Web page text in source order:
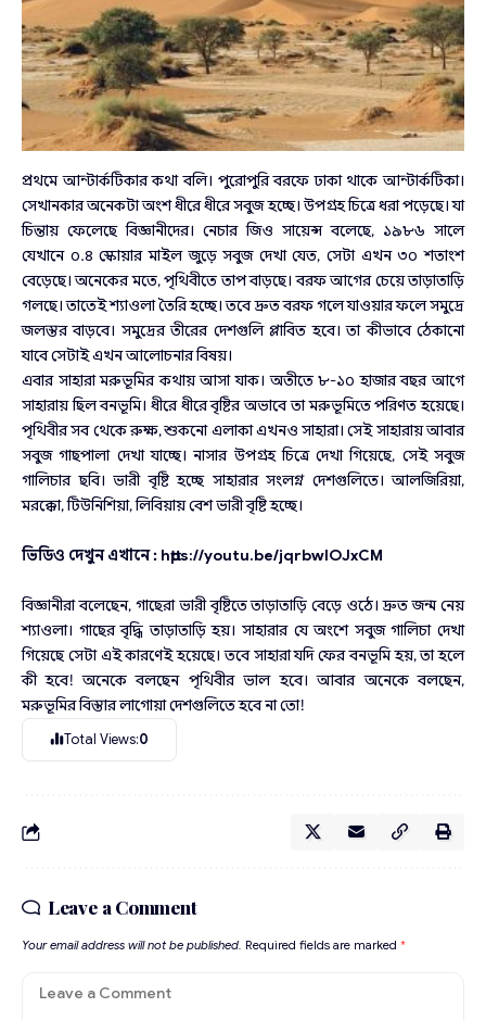
প্রথমে আন্টার্কটিকার কথা বলি। পুরোপুরি বরফে ঢাকা থাকে আন্টার্কটিকা।
সেখানকার অনেকটা অংশ ধীরে ধীরে সবুজ হচ্ছে। উপগ্রহ চিত্রে ধরা পড়েছে। যা
চিন্তায় ফেলেছে বিজ্ঞানীদের। নেচার জিও সায়েন্স বলেছে, ১৯৮৬ সালে
যেখানে ০.৪ স্কোয়ার মাইল জুড়ে সবুজ দেখা যেত, সেটা এখন ৩০ শতাংশ
বেড়েছে। অনেকের মতে, পৃথিবীতে তাপ বাড়ছে। বরফ আগের চেয়ে তাড়াতাড়ি
গলছে। তাতেই শ্যাওলা তৈরি হচ্ছে। তবে দ্রুত বরফ গলে যাওয়ার ফলে সমুদ্রে
জলস্তর বাড়বে। সমুদ্রের তীরের দেশগুলি প্লাবিত হবে। তা কীভাবে ঠেকানো
যাবে সেটাই এখন আলোচনার বিষয়।
এবার সাহারা মরুভূমির কথায় আসা যাক। অতীতে ৮-১০ হাজার বছর আগে
সাহারায় ছিল বনভূমি। ধীরে ধীরে বৃষ্টির অভাবে তা মরুভূমিতে পরিণত হয়েছে।
পৃথিবীর সব থেকে রুক্ষ, শুকনো এলাকা এখনও সাহারা। সেই সাহারায় আবার
সবুজ গাছপালা দেখা যাচ্ছে। নাসার উপগ্রহ চিত্রে দেখা গিয়েছে, সেই সবুজ
গালিচার ছবি। ভারী বৃষ্টি হচ্ছে সাহারার সংলগ্ন দেশগুলিতে। আলজিরিয়া,
মরক্কো, টিউনিশিয়া, লিবিয়ায় বেশ ভারী বৃষ্টি হচ্ছে।
ভিডিও দেখুন এখানে : https://youtu.be/jqrbwlOJxCM
বিজ্ঞানীরা বলেছেন, গাছেরা ভারী বৃষ্টিতে তাড়াতাড়ি বেড়ে ওঠে। দ্রুত জন্ম নেয়
শ্যাওলা। গাছের বৃদ্ধি তাড়াতাড়ি হয়। সাহারার যে অংশে সবুজ গালিচা দেখা
গিয়েছে সেটা এই কারণেই হয়েছে। তবে সাহারা যদি ফের বনভূমি হয়, তা হলে
কী হবে! অনেকে বলছেন পৃথিবীর ভাল হবে। আবার অনেকে বলছেন,
মরুভূমির বিস্তার লাগোয়া দেশগুলিতে হবে না তো!
Total Views:0
Leave a Comment
Your email address will not be published. Required fields are marked *